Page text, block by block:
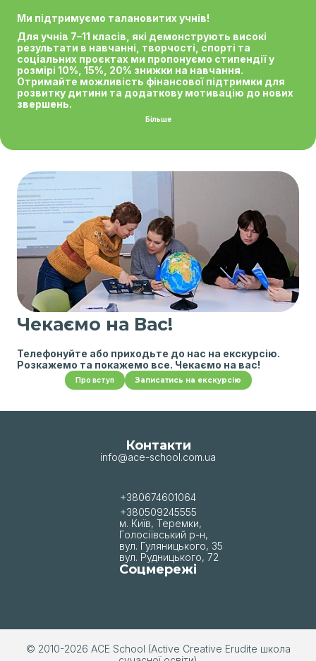
Ми підтримуємо талановитих учнів!
Для учнів 7–11 класів, які демонструють високі
результати в навчанні, творчості, спорті та
соціальних проєктах ми пропонуємо стипендії у
розмірі 10%, 15%, 20% знижки на навчання.
Отримайте можливість фінансової підтримки для
розвитку дитини та додаткову мотивацію до нових
звершень.
Більше
Чекаємо на Вас!
Телефонуйте або приходьте до нас на екскурсію.
Розкажемо та покажемо все. Чекаємо на вас!
Про вступ Записатись на екскурсію
Контакти
info@ace-school.com.ua
+380674601064
+380509245555
м. Київ, Теремки,
Голосіївський р-н,
вул. Гуляницького, 35
вул. Рудницького, 72
Соцмережі
© 2010-2026 АСЕ School (Active Creative Erudite школа